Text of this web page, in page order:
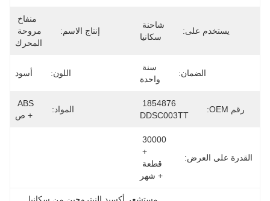
يستخدم على:
سكانيا
إنتاج الاسم:
المحرك
الضمان:
واحدة
اللون: أسود
رقم OEM:
DDSC003TT
المواد:
+ ص
القدرة على العرض:
+ شهر